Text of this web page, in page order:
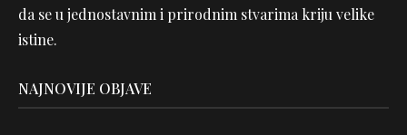
da se u jednostavnim i prirodnim stvarima kriju velike
istine.
NAJNOVIJE OBJAVE